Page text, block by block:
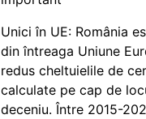
Unici în UE: România
din întreaga Uniune
redus cheltuielile de
calculate pe cap de
deceniu. Între 2015-